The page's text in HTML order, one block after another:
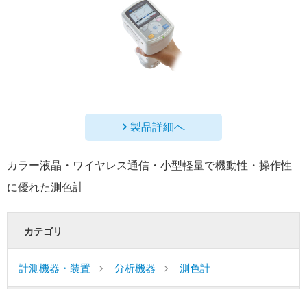
製品詳細へ
カラー液晶・ワイヤレス通信・小型軽量で機動性・操作性
に優れた測色計
カテゴリ
計測機器・装置 分析機器 測色計